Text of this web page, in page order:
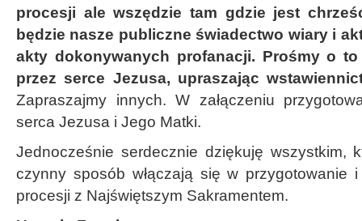
procesji ale wszędzie tam gdzie jest
będzie nasze publiczne świadectwo wiary i
akty dokonywanych profanacji. Prośmy o
przez serce Jezusa, upraszając
Zapraszajmy innych. W załączeniu
serca Jezusa i Jego Matki.
Jednocześnie serdecznie dziękuję wszystkim,
czynny sposób włączają się w przygotowanie
procesji z Najświętszym Sakramentem.